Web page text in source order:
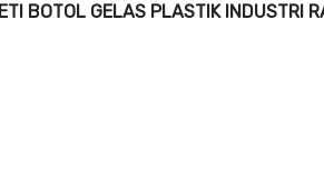
BOTOL GELAS PLASTIK